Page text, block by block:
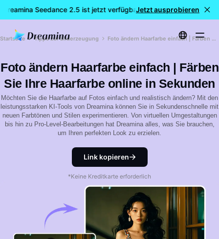
Seedance 2.5 ist jetzt verfügbar 🎉 Neues Modell
Jetzt ausprobieren
Startseite Tipps zur Bilderzeugung Foto ändern Haarfarbe einfach | Färben Sie Ihre Haarfarbe online in Sekunden
Foto ändern Haarfarbe einfach | Färben
Sie Ihre Haarfarbe online in Sekunden
Möchten Sie die Haarfarbe auf Fotos einfach und realistisch ändern? Mit den
leistungsstarken KI-Tools von Dreamina können Sie in Sekundenschnelle mit
neuen Farbtönen und Stilen experimentieren. Von virtuellen Umgestaltungen
bis hin zu Pro-Level-Bearbeitungen hat Dreamina alles, was Sie brauchen,
um Ihren perfekten Look zu erzielen.
Link kopieren
*Keine Kreditkarte erforderlich